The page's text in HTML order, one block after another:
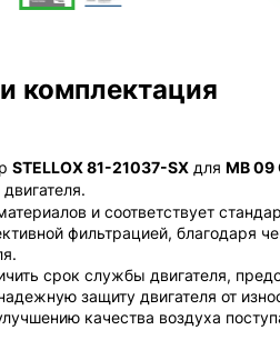
комплектация
STELLOX 81-21037-SX для MB 09
и соответствует
фильтрацией, благодаря
срок службы двигателя,
защиту двигателя от
качества воздуха